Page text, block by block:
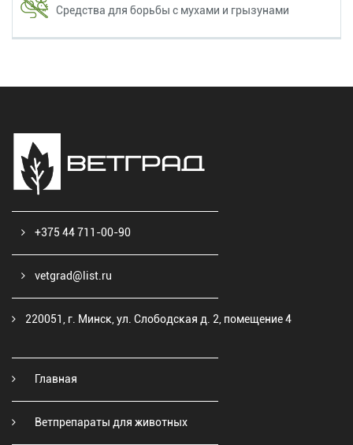
Средства для борьбы с мухами и грызунами
+375 44 711-00-90
vetgrad@list.ru
220051, г. Минск, ул. Слободская д. 2, помещение 4
Главная
Ветпрепараты для животных